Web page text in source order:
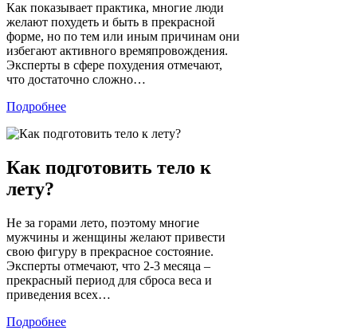
Как показывает практика, многие люди
желают похудеть и быть в прекрасной
форме, но по тем или иным причинам они
избегают активного времяпровождения.
Эксперты в сфере похудения отмечают,
что достаточно сложно…
Подробнее
Как подготовить тело к
лету?
Не за горами лето, поэтому многие
мужчины и женщины желают привести
свою фигуру в прекрасное состояние.
Эксперты отмечают, что 2-3 месяца –
прекрасный период для сброса веса и
приведения всех…
Подробнее